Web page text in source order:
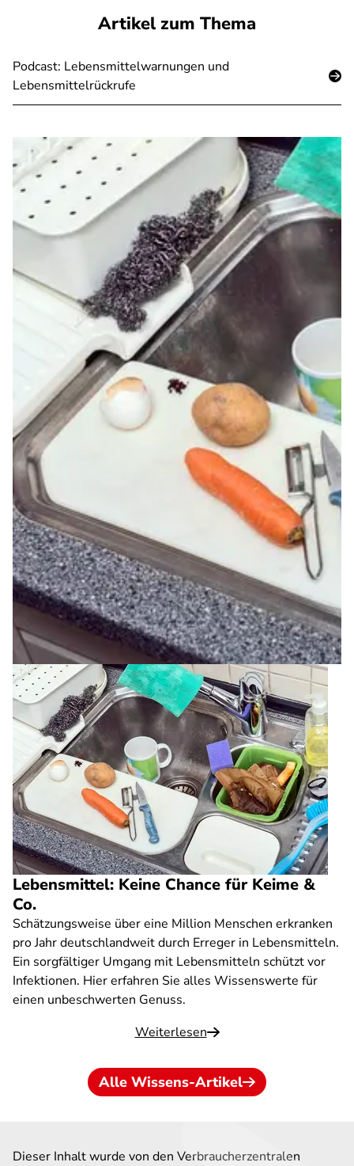
Artikel zum Thema
Podcast: Lebensmittelwarnungen und
Lebensmittelrückrufe
Lebensmittel: Keine Chance für Keime &
Co.
Schätzungsweise über eine Million Menschen erkranken
pro Jahr deutschlandweit durch Erreger in Lebensmitteln.
Ein sorgfältiger Umgang mit Lebensmitteln schützt vor
Infektionen. Hier erfahren Sie alles Wissenswerte für
einen unbeschwerten Genuss.
Weiterlesen
Alle Wissens-Artikel
Dieser Inhalt wurde von den Verbraucherzentralen